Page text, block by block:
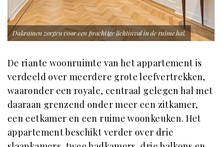
Dakramen zorgen voor een prachtige lichtinval in de ruime hal.
De riante woonruimte van het appartement is
verdeeld over meerdere grote leefvertrekken,
waaronder een royale, centraal gelegen hal met
daaraan grenzend onder meer een zitkamer,
een eetkamer en een ruime woonkeuken. Het
appartement beschikt verder over drie